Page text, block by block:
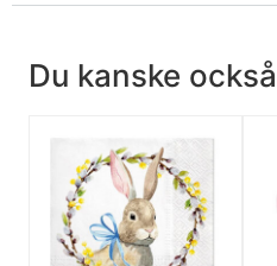
Du kanske